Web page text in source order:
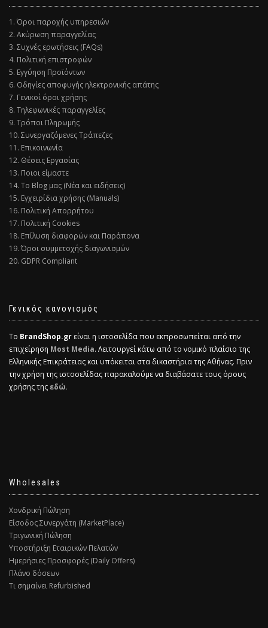
1. Όροι παροχής υπηρεσιών
2. Ακύρωση παραγγελίας
3. Συχνές ερωτήσεις (FAQs)
4. Πολιτική επιστροφών
5. Εγγύηση Προϊόντων
6. Οδηγίες αποφυγής ηλεκτρονικής απάτης
7. Γενικοί όροι χρήσης
8. Τηλεφωνικές παραγγελίες
9. Τρόποι Πληρωμής
10. Συνεργαζόμενες Τράπεζες
11. Επικοινωνία
12. Θέσεις Εργασίας
13. Ποιοι είμαστε
14. Το Blog μας (Νέα και ειδήσεις)
15. Εγχειρίδια χρήσης (Manuals)
16. Πολιτική Απορρήτου
17. Πολιτική Cookies
18. Επίλυση διαφορών και Παράπονα
19. Όροι συμμετοχής διαγωνισμών
20. GDPR Compliant
Γενικός κανονισμός
Το BrandShop.gr είναι η ιστοσελίδα που εκπροσωπείται από την
επιχείρηση Most Media. Λειτουργεί κάτω από το νομικό πλαίσιο της
Ελληνικής Επικράτειας και υπόκειται στα δικαστήρια της Αθήνας. Πριν
την χρήση της ιστοσελίδας παρακαλούμε να διαβάσατε τους όρους
χρήσης τηςεδώ.
Wholesales
Χονδρική Πώληση
Είσοδος Συνεργάτη (MarketPlace)
Τριγωνική Πώληση
Υποστήριξη Εταιρικών Πελατών
Ημερήσιες Προσφορές (Daily Offers)
Πλάνο δόσεων
Τι σημαίνει Refurbished